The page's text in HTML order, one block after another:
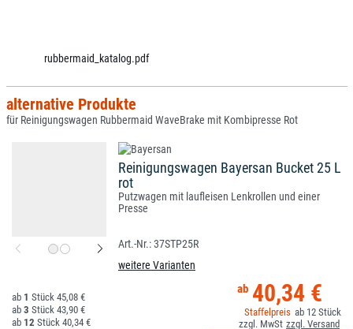
rubbermaid_katalog.pdf
alternative Produkte
für Reinigungswagen Rubbermaid WaveBrake mit Kombipresse Rot
Reinigungswagen Bayersan Bucket 25 L
rot
Putzwagen mit laufleisen Lenkrollen und einer
Presse
37STP25R
weitere Varianten
40,34 €
12
1
45,08 €
3
43,90 €
12
40,34 €